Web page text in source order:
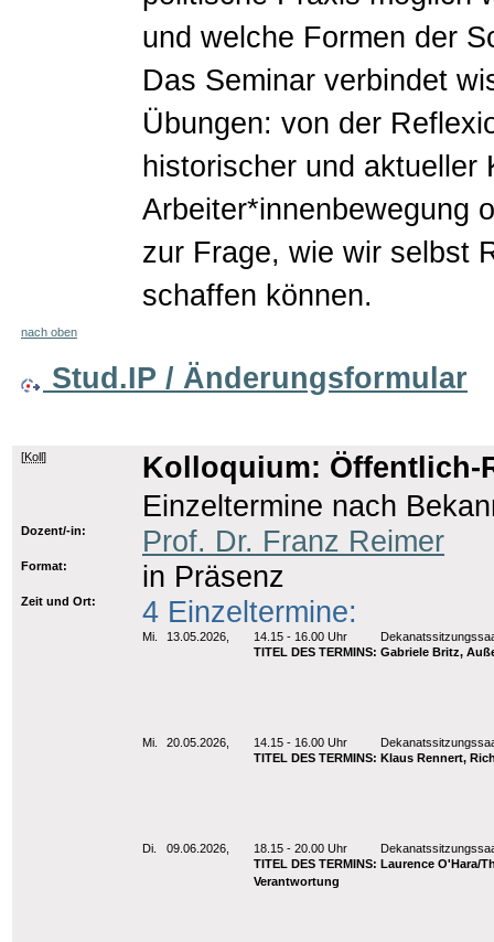
und welche Formen der
Das Seminar verbindet
Übungen: von der
historischer und aktueller
Arbeiter*innenbewegung
zur Frage, wie wir selbst
schaffen können.
nach oben
Stud.IP / Änderungsformular
[Koll ]
Kolloquium: Öffentlich-
Einzeltermine nach
Dozent/-in: Prof. Dr. Franz Reimer
Format: in Präsenz
Zeit und Ort: 4 Einzeltermine:
Mi. 13.05.2026, 14.15 - 16.00 Uhr
TITEL DES TERMINS: Gabriele Britz,
Mi. 20.05.2026, 14.15 - 16.00 Uhr
TITEL DES TERMINS: Klaus Rennert,
Di. 09.06.2026, 18.15 - 20.00 Uhr
TITEL DES TERMINS: Laurence
Verantwortung